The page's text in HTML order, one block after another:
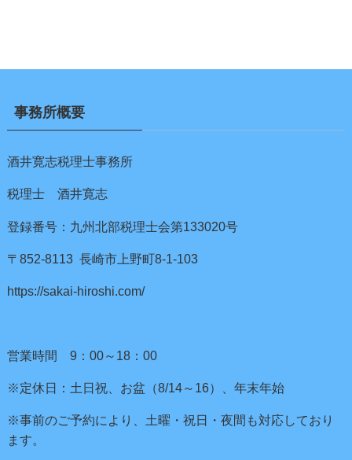
事務所概要
酒井寛志税理士事務所
税理士 酒井寛志
登録番号：九州北部税理士会第133020号
〒852-8113 長崎市上野町8-1-103
https://sakai-hiroshi.com/
営業時間 9：00～18：00
※定休日：土日祝、お盆（8/14～16）、年末年始
※事前のご予約により、土曜・祝日・夜間も対応しており
ます。